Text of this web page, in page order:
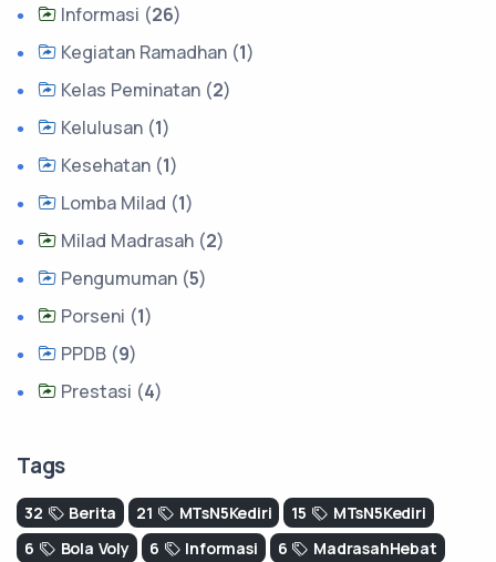
Informasi (26)
Kegiatan Ramadhan (1)
Kelas Peminatan (2)
Kelulusan (1)
Kesehatan (1)
Lomba Milad (1)
Milad Madrasah (2)
Pengumuman (5)
Porseni (1)
PPDB (9)
Prestasi (4)
Tags
32 Berita 21 MTsN5Kediri 15
MTsN5Kediri
6
Bola Voly 6 Informasi 6
MadrasahHebat